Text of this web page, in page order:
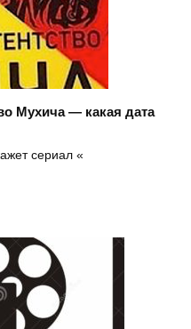
Мухича — какая дата
сериал «